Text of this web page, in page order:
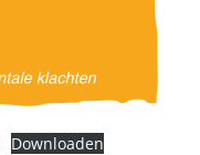
Downloaden